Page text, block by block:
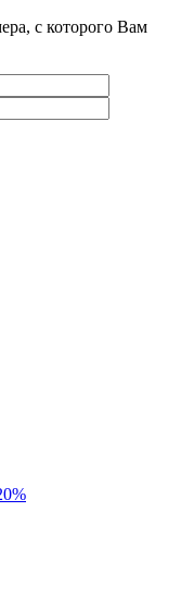
с которого Вам